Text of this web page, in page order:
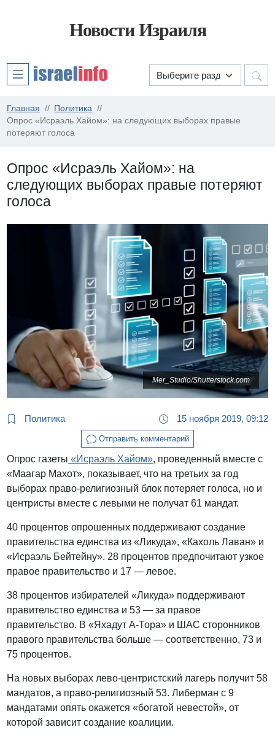
Новости Израиля
Главная
Политика
Опрос «Исраэль Хайом»: на следующих выборах правые
потеряют голоса
Опрос «Исраэль Хайом»: на
следующих выборах правые потеряют
голоса
Mer_Studio/Shutterstock.com
Политика 15 ноября 2019, 09:12
Отправить комментарий
Опрос газеты «Исраэль Хайом», проведенный вместе с
«Маагар Махот», показывает, что на третьих за год
выборах право-религиозный блок потеряет голоса, но и
центристы вместе с левыми не получат 61 мандат.
40 процентов опрошенных поддерживают создание
правительства единства из «Ликуда», «Кахоль Лаван» и
«Исраэль Бейтейну». 28 процентов предпочитают узкое
правое правительство и 17 — левое.
38 процентов избирателей «Ликуда» поддерживают
правительство единства и 53 — за правое
правительство. В «Яхадут А-Тора» и ШАС сторонников
правого правительства больше — соответственно, 73 и
75 процентов.
На новых выборах лево-центристский лагерь получит 58
мандатов, а право-религиозный 53. Либерман с 9
мандатами опять окажется «богатой невестой», от
которой зависит создание коалиции.